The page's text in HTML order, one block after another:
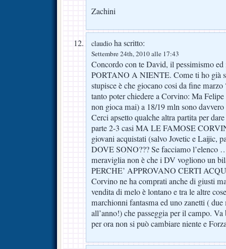
Zachini
claudio ha scritto:
Settembre 24th, 2010 alle 17:43
Concordo con te David, il pessimismo
PORTANO A NIENTE. Come ti ho già
stupisce è che giocano cosi da fine
tanto poter chiedere a Corvino: Ma
non gioca mai) a 18/19 mln sono
Cerci apsetto qualche altra partita per
parte 2-3 casi MA LE FAMOSE
giovani acquistati (salvo Jovetic e Laijic,
DOVE SONO??? Se facciamo l’elenco
meraviglia non è che i DV vogliono un
PERCHE’ APPROVANO CERTI
Corvino ne ha comprati anche di giusti
vendita di melo è lontano e tra le altre
marchionni fantasma ed uno zanetti (
all’anno!) che passeggia per il campo.
per ora non si può cambiare niente e